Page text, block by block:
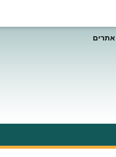
אתרים